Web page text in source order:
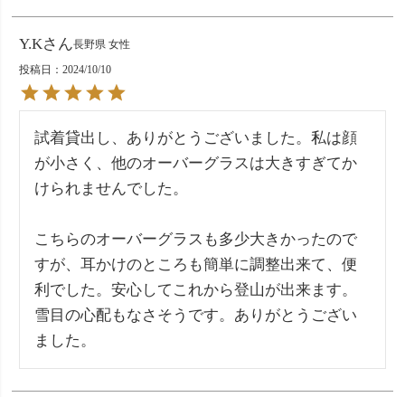
Y.K 長野県 女性
投稿日
2024/10/10
試着貸出し、ありがとうございました。私は顔
が小さく、他のオーバーグラスは大きすぎてか
けられませんでした。
こちらのオーバーグラスも多少大きかったので
すが、耳かけのところも簡単に調整出来て、便
利でした。安心してこれから登山が出来ます。
雪目の心配もなさそうです。ありがとうござい
ました。